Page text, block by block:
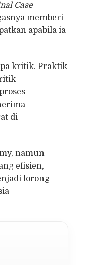
Case
memberi
apabila ia
kritik. Praktik
di
namun
efisien,
lorong